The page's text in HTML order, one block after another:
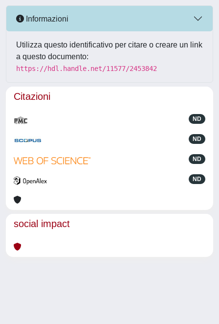
Informazioni
Utilizza questo identificativo per citare o creare un link
a questo documento:
https://hdl.handle.net/11577/2453842
Citazioni
ND
ND
ND
ND
social impact